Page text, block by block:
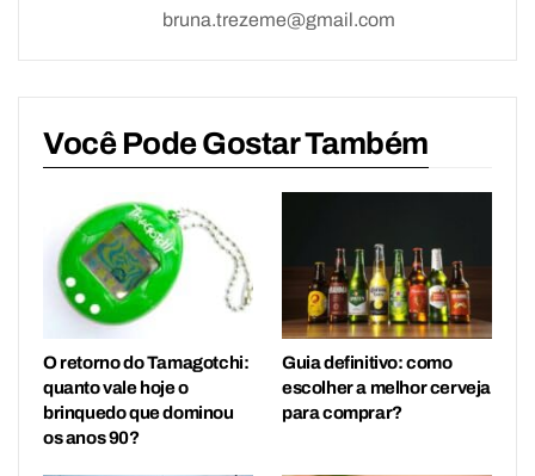
bruna.trezeme@gmail.com
Você Pode Gostar Também
O retorno do Tamagotchi:
quanto vale hoje o
brinquedo que dominou
os anos 90?
Guia definitivo: como
escolher a melhor cerveja
para comprar?